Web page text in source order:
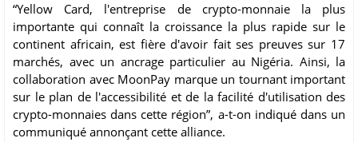
“Yellow Card, l'entreprise de crypto-monnaie la plus
importante qui connaît la croissance la plus rapide sur le
continent africain, est fière d'avoir fait ses preuves sur 17
marchés, avec un ancrage particulier au Nigéria. Ainsi, la
collaboration avec MoonPay marque un tournant important
sur le plan de l'accessibilité et de la facilité d'utilisation des
crypto-monnaies dans cette région”, a-t-on indiqué dans un
communiqué annonçant cette alliance.